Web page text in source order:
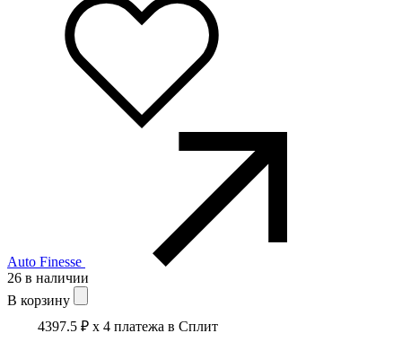
Auto Finesse
26 в наличии
В корзину
4397.5 ₽x 4 платежа в Сплит